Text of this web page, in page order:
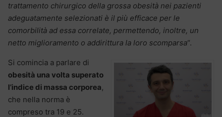
trattamento chirurgico della grossa obesità nei pazienti
adeguatamente selezionati è il più efficace per le
comorbilità ad essa correlate, permettendo, inoltre, un
netto miglioramento o addirittura la loro scomparsa“.
Si comincia a parlare di
obesità una volta superato
l’indice di massa corporea,
che nella norma è
compreso tra 19 e 25.